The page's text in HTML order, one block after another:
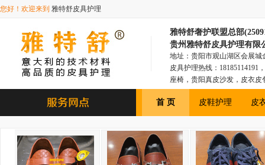
您好！欢迎来到 雅特舒皮具护理
雅特舒奢护联盟总部
贵州雅特舒皮具护理有限
地址：贵阳市观山湖区会展城
皮具护理热线：18185114191
座椅，贵阳真皮沙发，皮衣
具，贵阳皮衣皮包，贵阳汽
首 页 皮鞋护理 皮